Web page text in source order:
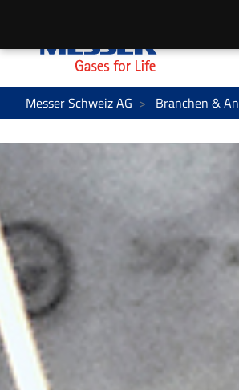
Messer Schweiz AG Branchen &